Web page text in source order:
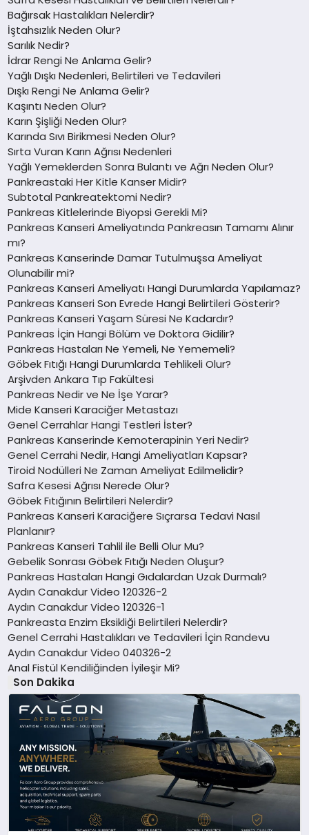
Bağırsak Hastalıkları Nelerdir?
İştahsızlık Neden Olur?
Sarılık Nedir?
İdrar Rengi Ne Anlama Gelir?
Yağlı Dışkı Nedenleri, Belirtileri ve Tedavileri
Dışkı Rengi Ne Anlama Gelir?
Kaşıntı Neden Olur?
Karın Şişliği Neden Olur?
Karında Sıvı Birikmesi Neden Olur?
Sırta Vuran Karın Ağrısı Nedenleri
Yağlı Yemeklerden Sonra Bulantı ve Ağrı Neden Olur?
Pankreastaki Her Kitle Kanser Midir?
Subtotal Pankreatektomi Nedir?
Pankreas Kitlelerinde Biyopsi Gerekli Mi?
Pankreas Kanseri Ameliyatında Pankreasın Tamamı Alınır
mı?
Pankreas Kanserinde Damar Tutulmuşsa Ameliyat
Olunabilir mi?
Pankreas Kanseri Ameliyatı Hangi Durumlarda Yapılamaz?
Pankreas Kanseri Son Evrede Hangi Belirtileri Gösterir?
Pankreas Kanseri Yaşam Süresi Ne Kadardır?
Pankreas İçin Hangi Bölüm ve Doktora Gidilir?
Pankreas Hastaları Ne Yemeli, Ne Yememeli?
Göbek Fıtığı Hangi Durumlarda Tehlikeli Olur?
Arşivden Ankara Tıp Fakültesi
Pankreas Nedir ve Ne İşe Yarar?
Mide Kanseri Karaciğer Metastazı
Genel Cerrahlar Hangi Testleri İster?
Pankreas Kanserinde Kemoterapinin Yeri Nedir?
Genel Cerrahi Nedir, Hangi Ameliyatları Kapsar?
Tiroid Nodülleri Ne Zaman Ameliyat Edilmelidir?
Safra Kesesi Ağrısı Nerede Olur?
Göbek Fıtığının Belirtileri Nelerdir?
Pankreas Kanseri Karaciğere Sıçrarsa Tedavi Nasıl
Planlanır?
Pankreas Kanseri Tahlil ile Belli Olur Mu?
Gebelik Sonrası Göbek Fıtığı Neden Oluşur?
Pankreas Hastaları Hangi Gıdalardan Uzak Durmalı?
Aydın Canakdur Video 120326-2
Aydın Canakdur Video 120326-1
Pankreasta Enzim Eksikliği Belirtileri Nelerdir?
Genel Cerrahi Hastalıkları ve Tedavileri İçin Randevu
Aydın Canakdur Video 040326-2
Anal Fistül Kendiliğinden İyileşir Mi?
Son Dakika